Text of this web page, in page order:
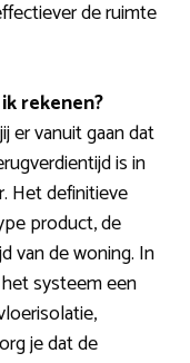
de ruimte
rekenen?
er vanuit gaan dat
is in
Het definitieve
product, de
van de woning. In
systeem een
je dat de